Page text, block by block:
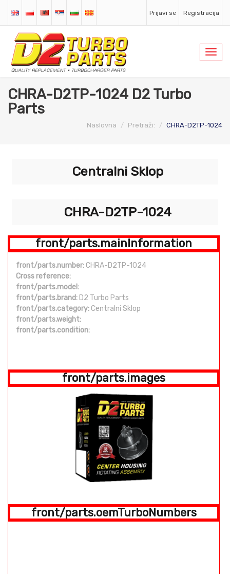
Prijavi se Registracija
CHRA-D2TP-1024 D2 Turbo
Parts
Naslovna Pretraži: CHRA-D2TP-1024
Centralni Sklop
CHRA-D2TP-1024
front/parts.mainInformation
front/parts.number: CHRA-D2TP-1024
Cross reference:
front/parts.model:
front/parts.brand: D2 Turbo Parts
front/parts.category: Centralni Sklop
front/parts.weight:
front/parts.condition:
front/parts.images
front/parts.oemTurboNumbers